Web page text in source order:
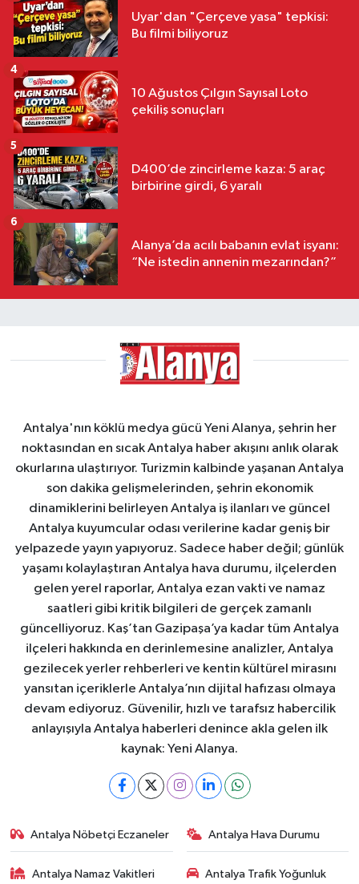
Uyar'dan "Çerçeve yasa" tepkisi:
Bu filmi biliyoruz
10 Ağustos Çılgın Sayısal Loto
çekiliş sonuçları
4
D400’de zincirleme kaza: 5 araç
birbirine girdi, 6 yaralı
5
Alanya’da acılı babanın evlat isyanı:
“Ne istedin annenin mezarından?”
6
Antalya'nın köklü medya gücü Yeni Alanya, şehrin her
noktasından en sıcak Antalya haber akışını anlık olarak
okurlarına ulaştırıyor. Turizmin kalbinde yaşanan Antalya
son dakika gelişmelerinden, şehrin ekonomik
dinamiklerini belirleyen Antalya iş ilanları ve güncel
Antalya kuyumcular odası verilerine kadar geniş bir
yelpazede yayın yapıyoruz. Sadece haber değil; günlük
yaşamı kolaylaştıran Antalya hava durumu, ilçelerden
gelen yerel raporlar, Antalya ezan vakti ve namaz
saatleri gibi kritik bilgileri de gerçek zamanlı
güncelliyoruz. Kaş’tan Gazipaşa’ya kadar tüm Antalya
ilçeleri hakkında en derinlemesine analizler, Antalya
gezilecek yerler rehberleri ve kentin kültürel mirasını
yansıtan içeriklerle Antalya’nın dijital hafızası olmaya
devam ediyoruz. Güvenilir, hızlı ve tarafsız habercilik
anlayışıyla Antalya haberleri denince akla gelen ilk
kaynak: Yeni Alanya.
Antalya Nöbetçi Eczaneler Antalya Hava Durumu
Antalya Namaz Vakitleri
Antalya Trafik Yoğunluk